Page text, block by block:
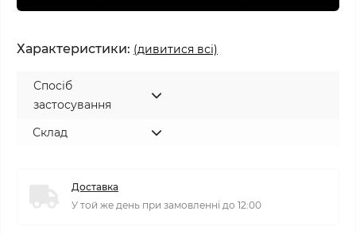
Характеристики: (дивитися всі)
Спосіб
застосування
Склад
Доставка
У той же день при замовленні до 12:00